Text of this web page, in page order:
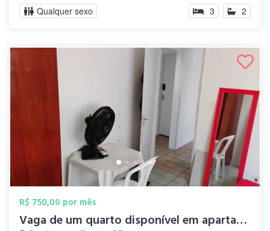
Qualquer sexo 3 2
R$ 750,00 por mês
Vaga de um quarto disponível em apartame...